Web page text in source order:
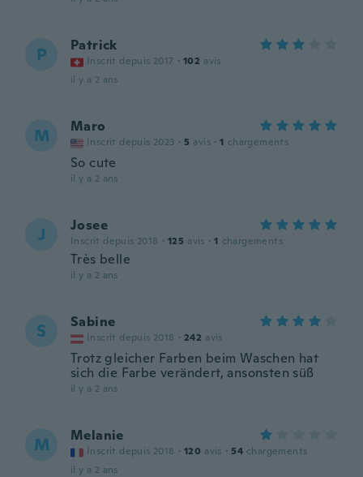
P Patrick
Inscrit depuis 2017 · 102 avis
il y a 2 ans
M Maro
Inscrit depuis 2023 · 5 avis · 1 chargements
So cute
il y a 2 ans
J Josee
Inscrit depuis 2018 · 125 avis · 1 chargements
Très belle
il y a 2 ans
S Sabine
Inscrit depuis 2018 · 242 avis
Trotz gleicher Farben beim Waschen hat
sich die Farbe verändert, ansonsten süß
il y a 2 ans
M Melanie
Inscrit depuis 2018 · 120 avis · 54 chargements
il y a 2 ans